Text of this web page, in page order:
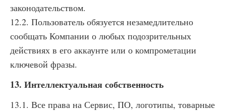
законодательством.
12.2. Пользователь обязуется незамедлительно
сообщать Компании о любых подозрительных
действиях в его аккаунте или о компрометации
ключевой фразы.
13. Интеллектуальная собственность
13.1. Все права на Сервис, ПО, логотипы, товарные